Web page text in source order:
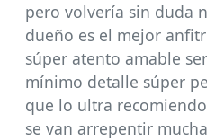
pero volvería sin duda
dueño es el mejor
súper atento amable
mínimo detalle súper
que lo ultra
se van arrepentir